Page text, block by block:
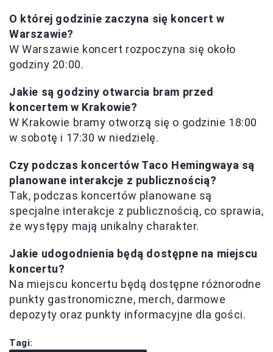
O której godzinie zaczyna się koncert w
Warszawie?
W Warszawie koncert rozpoczyna się około
godziny 20:00.
Jakie są godziny otwarcia bram przed
koncertem w Krakowie?
W Krakowie bramy otworzą się o godzinie 18:00
w sobotę i 17:30 w niedzielę.
Czy podczas koncertów Taco Hemingwaya są
planowane interakcje z publicznością?
Tak, podczas koncertów planowane są
specjalne interakcje z publicznością, co sprawia,
że występy mają unikalny charakter.
Jakie udogodnienia będą dostępne na miejscu
koncertu?
Na miejscu koncertu będą dostępne różnorodne
punkty gastronomiczne, merch, darmowe
depozyty oraz punkty informacyjne dla gości.
Tagi: